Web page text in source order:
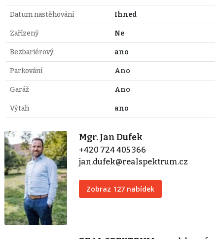
Datum nastěhování Ihned
Zařízený Ne
Bezbariérový ano
Parkování Ano
Garáž Ano
Výtah ano
Mgr. Jan Dufek
+420 724 405 366
jan.dufek@realspektrum.cz
Zobraz 127 nabídek